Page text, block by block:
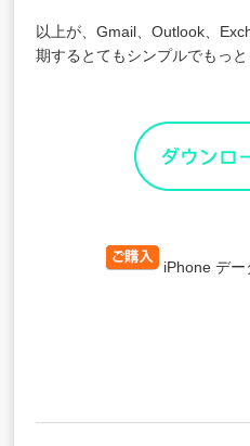
以上が、Gmail、Outlook、
期するとてもシンプルでもっと
iPhone デ